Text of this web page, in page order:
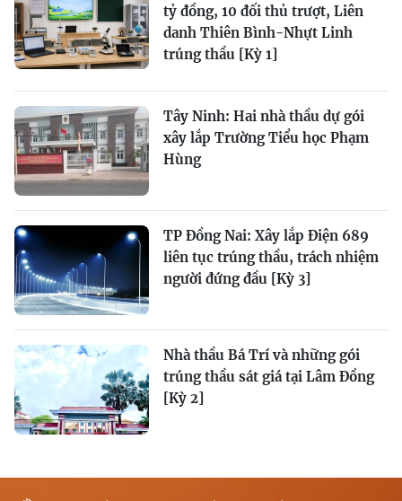
tỷ đồng, 10 đối thủ trượt, Liên
danh Thiên Bình-Nhựt Linh
trúng thầu [Kỳ 1]
Tây Ninh: Hai nhà thầu dự gói
xây lắp Trường Tiểu học Phạm
Hùng
TP Đồng Nai: Xây lắp Điện 689
liên tục trúng thầu, trách nhiệm
người đứng đầu [Kỳ 3]
Nhà thầu Bá Trí và những gói
trúng thầu sát giá tại Lâm Đồng
[Kỳ 2]